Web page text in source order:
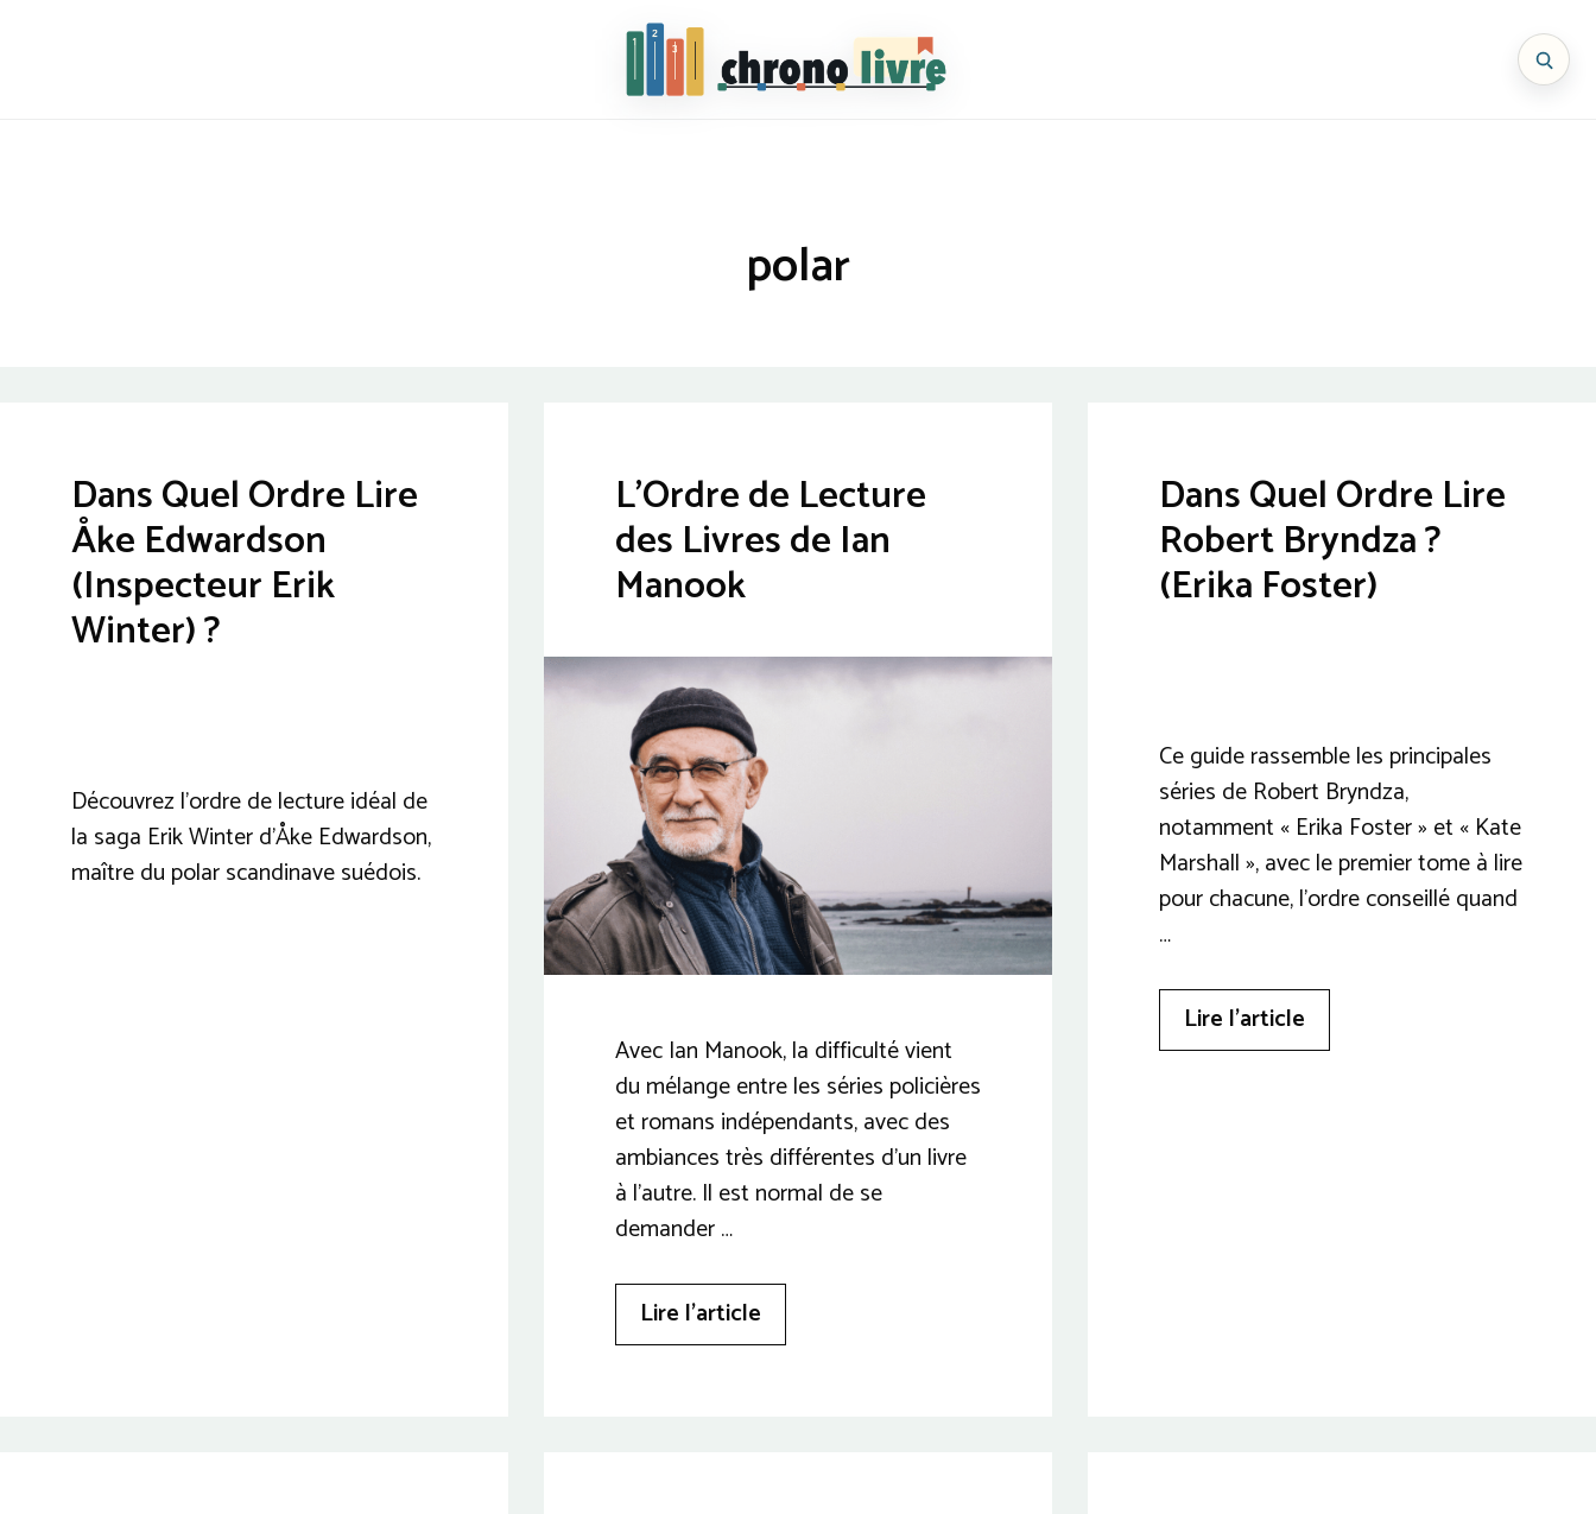
Chronolivre
polar
Dans Quel Ordre Lire
Åke Edwardson
(Inspecteur Erik
Winter) ?
Découvrez l’ordre de lecture idéal de
la saga Erik Winter d’Åke Edwardson,
maître du polar scandinave suédois.
L’Ordre de Lecture
des Livres de Ian
Manook
Avec Ian Manook, la difficulté vient
du mélange entre les séries policières
et romans indépendants, avec des
ambiances très différentes d’un livre
à l’autre. Il est normal de se
demander …
Lire l’article
Dans Quel Ordre Lire
Robert Bryndza ?
(Erika Foster)
Ce guide rassemble les principales
séries de Robert Bryndza,
notamment « Erika Foster » et « Kate
Marshall », avec le premier tome à lire
pour chacune, l’ordre conseillé quand
…
Lire l’article